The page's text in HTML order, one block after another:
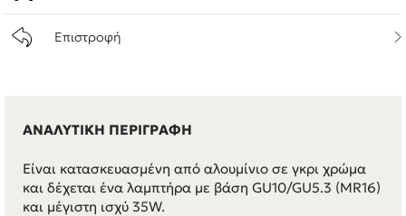
Επιστροφή
ΑΝΑΛΥΤΙΚΗ ΠΕΡΙΓΡΑΦΗ
Είναι κατασκευασμένη από αλουμίνιο σε γκρι χρώμα
και δέχεται ένα λαμπτήρα με βάση GU10/GU5.3 (MR16)
και μέγιστη ισχύ 35W.